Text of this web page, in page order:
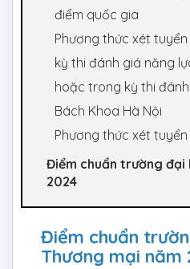
điểm quốc gia
Phương thức xét
kỳ thi đánh giá năng
hoặc trong kỳ thi
Bách Khoa Hà Nội
Phương thức xét
Điểm chuẩn trường đại
2024
Điểm chuẩn
Thương mại năm